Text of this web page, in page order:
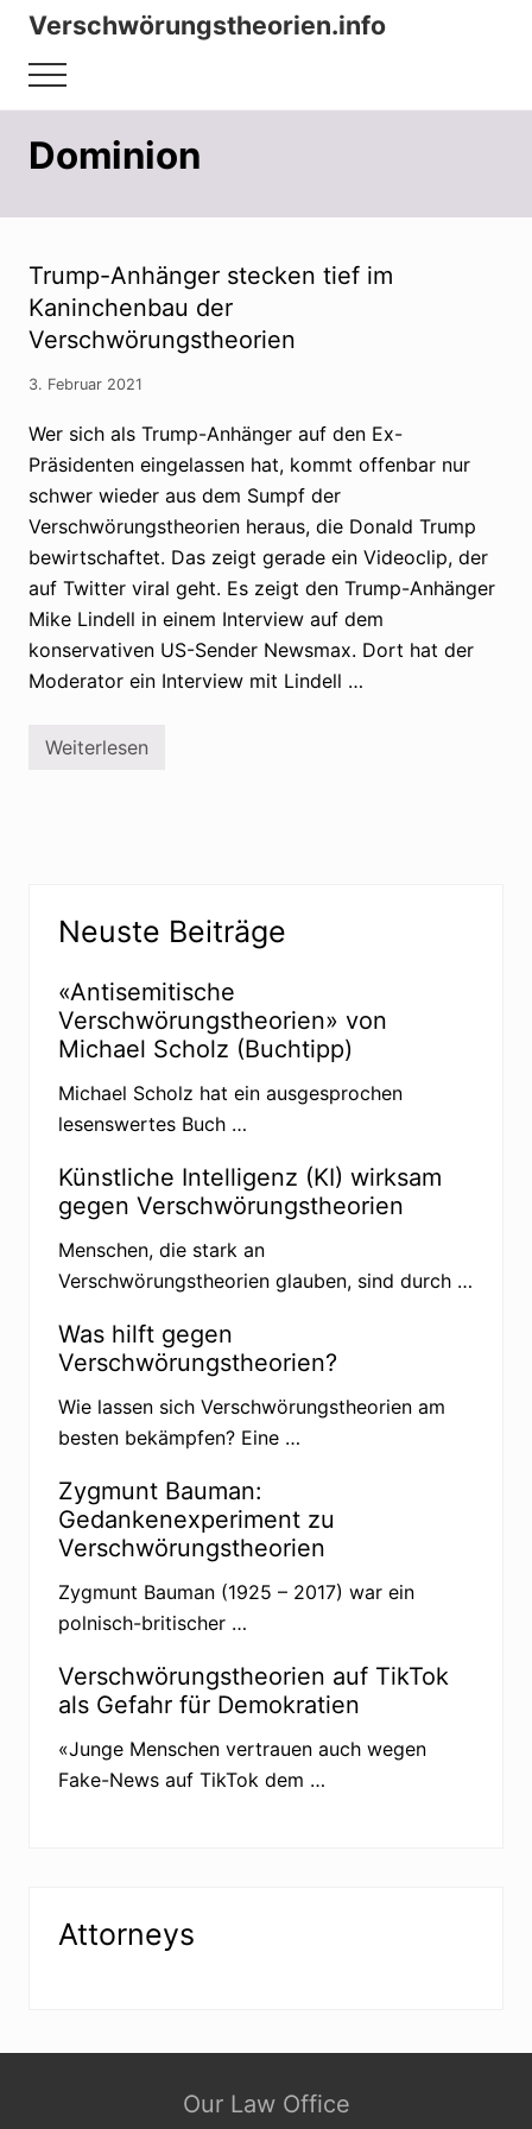
Menu
Zum
springen
Zur
springen
Verschwörungstheorien.info
Beiträge
Merkmalen,
Funktionen
und
konspirationistischen
Denkens
Menu
Dominion
Trump-Anhänger stecken tief im
Kaninchenbau der
Verschwörungstheorien
3. Februar 2021
Wer sich als Trump-Anhänger auf den Ex-
Präsidenten eingelassen hat, kommt offenbar nur
schwer wieder aus dem Sumpf der
Verschwörungstheorien heraus, die Donald Trump
bewirtschaftet. Das zeigt gerade ein Videoclip, der
auf Twitter viral geht. Es zeigt den Trump-Anhänger
Mike Lindell in einem Interview auf dem
konservativen US-Sender Newsmax. Dort hat der
Moderator ein Interview mit Lindell …
T
ä
n
e
r
s
t
e
k
e
n
i
e
f
m
a
i
n
c
e
n
b
d
e
r
V
r
s
c
w
ö
r
n
g
s
n
Weiterlesen
Neuste Beiträge
«Antisemitische
Verschwörungstheorien» von
Michael Scholz (Buchtipp)
Michael Scholz hat ein ausgesprochen
lesenswertes Buch …
Künstliche Intelligenz (KI) wirksam
gegen Verschwörungstheorien
Menschen, die stark an
Verschwörungstheorien glauben, sind durch …
Was hilft gegen
Verschwörungstheorien?
Wie lassen sich Verschwörungstheorien am
besten bekämpfen? Eine …
Zygmunt Bauman:
Gedankenexperiment zu
Verschwörungstheorien
Zygmunt Bauman (1925 – 2017) war ein
polnisch-britischer …
Verschwörungstheorien auf TikTok
als Gefahr für Demokratien
«Junge Menschen vertrauen auch wegen
Fake-News auf TikTok dem …
Attorneys
Our Law Office